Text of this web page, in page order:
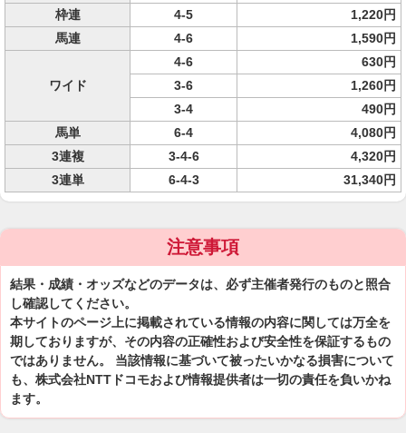
枠連
4-5
1,220円
馬連
4-6 1,590円
ワイド
4-6
630円
3-6
1,260円
3-4
490円
馬単
6-4
4,080円
3連複
3-4-6
4,320円
3連単
6-4-3 31,340円
注意事項
結果・成績・オッズなどのデータは、必ず主催者発行のものと照合
し確認してください。
本サイトのページ上に掲載されている情報の内容に関しては万全を
期しておりますが、その内容の正確性および安全性を保証するもの
ではありません。 当該情報に基づいて被ったいかなる損害について
も、株式会社NTTドコモおよび情報提供者は一切の責任を負いかね
ます。